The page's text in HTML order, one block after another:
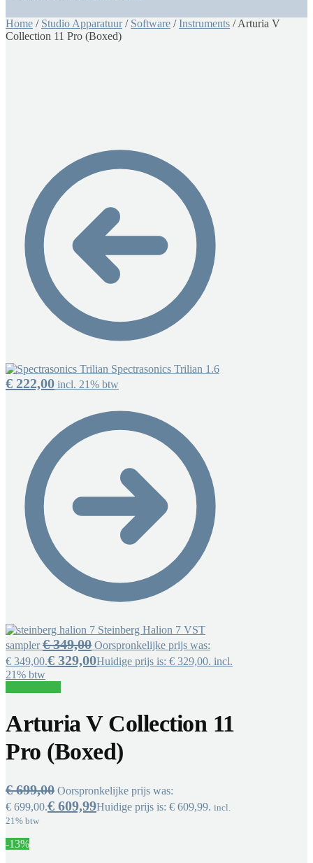
Home / Studio Apparatuur/ Software /Instruments /Arturia V
Collection 11 Pro (Boxed)
Spectrasonics Trilian 1.6
€ 222,00 incl. 21% btw
Steinberg Halion 7 VST
sampler €349,00 Oorspronkelijke prijs was:
€ 349,00.€ 329,00Huidige prijs is: € 329,00. incl.
21% btw
Arturia V Collection 11
Pro (Boxed)
€699,00 Oorspronkelijke prijs was:
€ 699,00.€ 609,99Huidige prijs is: € 609,99. incl.
21% btw
-13%